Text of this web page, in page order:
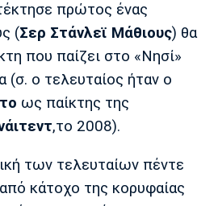
Ζερμέν
Μαρσέιγ
Ερυθρός
Αστέρας
Τότεναμ
πρώτος ένας
(Σερ Στάνλεϊ Μάθιους) θα
που παίζει στο «Νησί»
(σ. ο τελευταίος ήταν ο
ως παίκτης της
,το 2008).
των τελευταίων πέντε
κάτοχο της κορυφαίας